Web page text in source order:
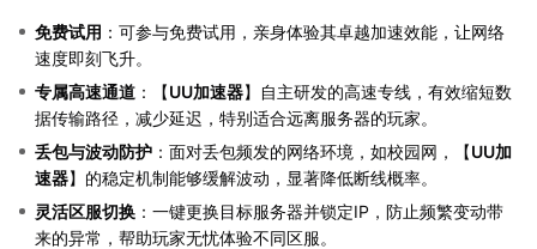
免费试用 ：可参与免费试用，亲身体验其卓越加速效能，让网络
速度即刻飞升。
专属高速通道 ：【UU加速器】自主研发的高速专线，有效缩短数
据传输路径，减少延迟，特别适合远离服务器的玩家。
丢包与波动防护 ：面对丢包频发的网络环境，如校园网，【UU加
速器】的稳定机制能够缓解波动，显著降低断线概率。
灵活区服切换 ：一键更换目标服务器并锁定IP，防止频繁变动带
来的异常，帮助玩家无忧体验不同区服。